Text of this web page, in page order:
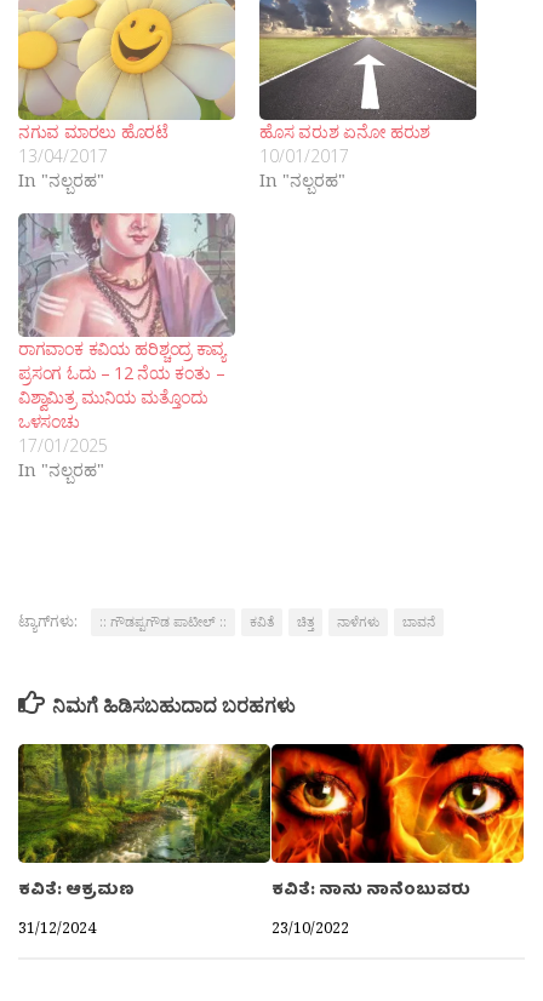
ನಗುವ ಮಾರಲು ಹೊರಟೆ
13/04/2017
In "ನಲ್ಬರಹ"
ಹೊಸ ವರುಶ ಏನೋ ಹರುಶ
10/01/2017
In "ನಲ್ಬರಹ"
ರಾಗವಾಂಕ ಕವಿಯ ಹರಿಶ್ಚಂದ್ರ ಕಾವ್ಯ
ಪ್ರಸಂಗ ಓದು – 12 ನೆಯ ಕಂತು –
ವಿಶ್ವಾಮಿತ್ರ ಮುನಿಯ ಮತ್ತೊಂದು
ಒಳಸಂಚು
17/01/2025
In "ನಲ್ಬರಹ"
ಟ್ಯಾಗ್‌ಗಳು: :: ಗೌಡಪ್ಪಗೌಡ ಪಾಟೀಲ್ :: ಕವಿತೆ ಚಿತ್ತ ನಾಳೆಗಳು ಬಾವನೆ
ನಿಮಗೆ ಹಿಡಿಸಬಹುದಾದ ಬರಹಗಳು
ಕವಿತೆ: ಆಕ್ರಮಣ
31/12/2024
ಕವಿತೆ: ನಾನು ನಾನೆಂಬುವರು
23/10/2022